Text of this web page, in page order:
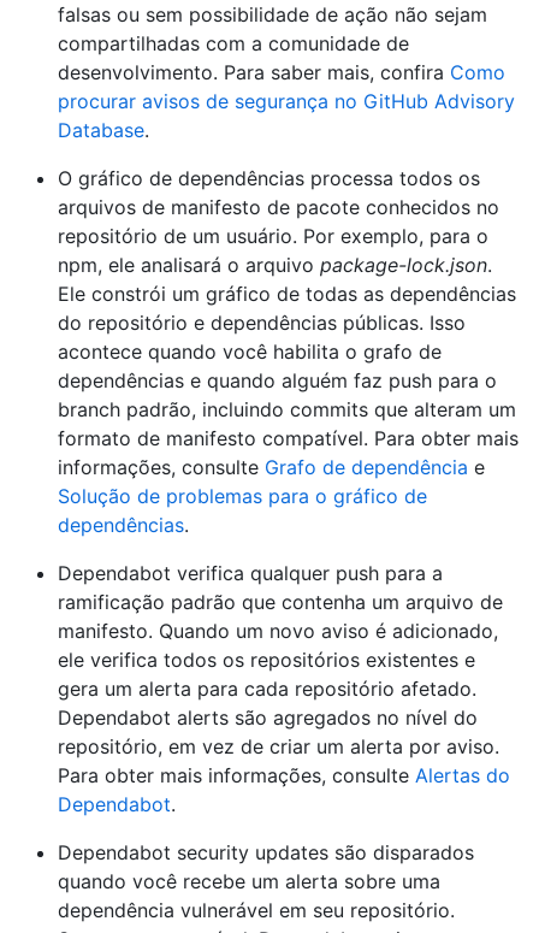
falsas ou sem possibilidade de ação não sejam
compartilhadas com a comunidade de
desenvolvimento. Para saber mais, confira Como
procurar avisos de segurança no GitHub Advisory
Database.
O gráfico de dependências processa todos os
arquivos de manifesto de pacote conhecidos no
repositório de um usuário. Por exemplo, para o
npm, ele analisará o arquivo package-lock.json.
Ele constrói um gráfico de todas as dependências
do repositório e dependências públicas. Isso
acontece quando você habilita o grafo de
dependências e quando alguém faz push para o
branch padrão, incluindo commits que alteram um
formato de manifesto compatível. Para obter mais
informações, consulte Grafo de dependência e
Solução de problemas para o gráfico de
dependências.
Dependabot verifica qualquer push para a
ramificação padrão que contenha um arquivo de
manifesto. Quando um novo aviso é adicionado,
ele verifica todos os repositórios existentes e
gera um alerta para cada repositório afetado.
Dependabot alerts são agregados no nível do
repositório, em vez de criar um alerta por aviso.
Para obter mais informações, consulte Alertas do
Dependabot.
Dependabot security updates são disparados
quando você recebe um alerta sobre uma
dependência vulnerável em seu repositório.